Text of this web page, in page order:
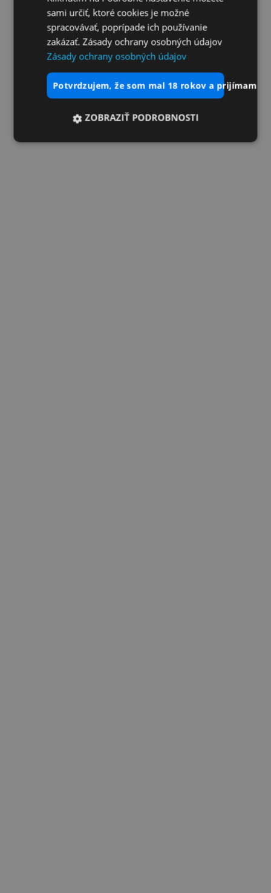
sami určiť, ktoré cookies je možné
spracovávať, poprípade ich používanie
zakázať. Zásady ochrany osobných údajov
Zásady ochrany osobných údajov
potvrdzujem, že som mal 18 rokov a prijímam
ZOBRAZIŤ PODROBNOSTI